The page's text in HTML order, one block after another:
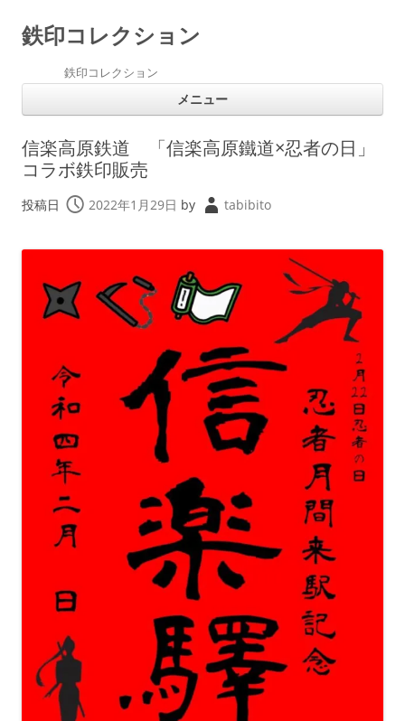
鉄印コレクション
鉄印コレクション
メニュー
信楽高原鉄道 「信楽高原鐵道×忍者の日」
コラボ鉄印販売
投稿日 2022年1月29日 by tabibito